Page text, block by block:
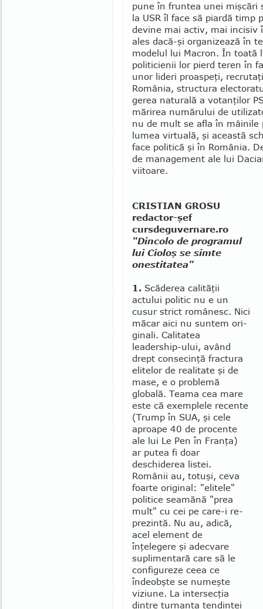
pune în fruntea unei mişcări
la USR îl face să piardă timp
devine mai activ, mai incisiv
ales dacă-şi or­ganizează în
modelul lui Macron. În toată
politicienii lor pierd teren în
unor lideri proaspeţi,
România, structura
gerea naturală a votanţilor
mărirea numărului de
nu de mult se afla în mâinile
lu­mea virtuală, şi această
face politică şi în România.
de management ale lui
viitoare.
CRISTIAN GROSU
redactor-şef
cursdeguvernare.ro
"Dincolo de programul
lui Cioloş se simte
onestitatea"
1. Scăderea calităţii
actului politic nu e un
cusur strict românesc. Nici
măcar aici nu suntem ori­
gi­nali. Calitatea
leadership-ului, având
drept con­se­cinţă fractura
elitelor de realitate şi de
mase, e o problemă
globală. Teama cea mare
este că exem­plele recente
(Trump în SUA, şi cele
aproape 40 de procente
ale lui Le Pen în Franţa)
ar putea fi doar
deschiderea listei.
Românii au, totuşi, ceva
foarte original: "elitele"
politice seamănă "prea
mult" cu cei pe care-i re­
pre­zintă. Nu au, adică,
acel element de
înţelegere şi adecvare
suplimentară care să le
configureze ceea ce
îndeobşte se numeşte
viziune. La intersecţia
din­tre turnanta tendinţei